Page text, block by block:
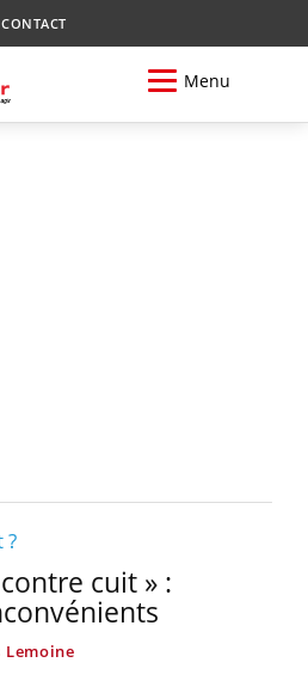
CONTACT
Menu
?
cuit » :
Lemoine